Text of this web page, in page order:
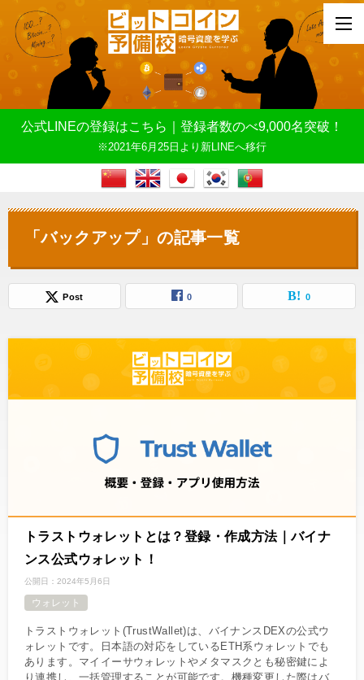
公式LINEの登録はこちら｜登録者数のべ9,000名突破！
※2021年6月25日より新LINEへ移行
「バックアップ」の記事一覧
Post 0 0
トラストウォレットとは？登録・作成方法｜バイナ
ンス公式ウォレット！
公開日： 2024年5月6日
ウォレット
トラストウォレット(TrustWallet)は、バイナンスDEXの公式ウ
ォレットです。日本語の対応をしているETH系ウォレットでも
あります。マイイーサウォレットやメタマスクとも秘密鍵によ
り連携し、一括管理することが可能です。機種変更した際はバ